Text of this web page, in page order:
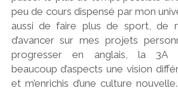
peu de cours dispensé par mon
aussi de faire plus de sport, de
d’avancer sur mes projets
progresser en anglais, la 3A
beaucoup d’aspects une vision
et m’enrichis d’une culture